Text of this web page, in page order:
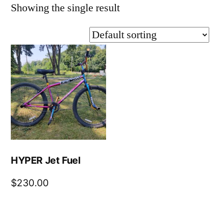
Showing the single result
HYPER Jet Fuel
$230.00